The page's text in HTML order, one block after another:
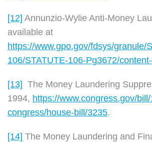
[12] Annunzio-Wylie Anti-Money
available at
https://www.gpo.gov/fdsys/granule/
106/STATUTE-106-Pg3672/
[13] The Money Laundering
1994, https://www.congress.gov/
congress/house-bill/3235.
[14] The Money Laundering and